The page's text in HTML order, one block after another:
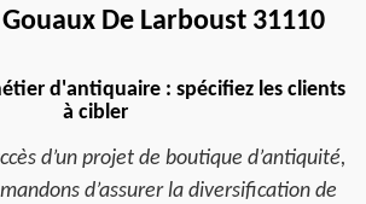
De Larboust 31110
d'antiquaire : spécifiez les clients
à cibler
d’un projet de boutique d’antiquité,
d’assurer la diversification de